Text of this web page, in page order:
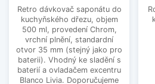
Retro dávkovač saponátu do
kuchyňského dřezu, objem
500 ml, provedení Chrom,
vrchní plnění, standardní
otvor 35 mm (stejný jako pro
baterii). Vhodný ke sladění s
baterií a ovladačem excentru
Blanco Livia. Doporučujeme